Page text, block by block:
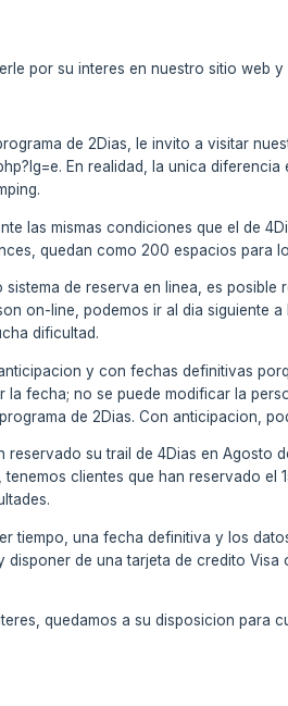
por su interes en nuestro sitio web
de 2Dias, le invito a visitar
En realidad, la unica
las mismas condiciones que el de
quedan como 200 espacios para
de reserva en linea, es
on-line, podemos ir al dia siguiente
dificultad.
y con fechas definitivas
la fecha; no se puede modificar la
de 2Dias. Con anticipacion,
reservado su trail de 4Dias en
tenemos clientes que han reservado
tiempo, una fecha definitiva y los
disponer de una tarjeta de credito
quedamos a su disposicion para